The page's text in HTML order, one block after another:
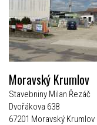
Moravský Krumlov
Stavebniny Milan Řezáč
Dvořákova 638
67201 Moravský Krumlov